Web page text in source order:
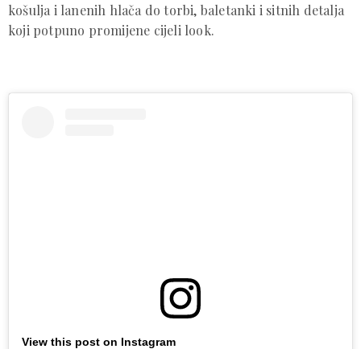
košulja i lanenih hlača do torbi, baletanki i sitnih detalja
koji potpuno promijene cijeli look.
View this post on Instagram